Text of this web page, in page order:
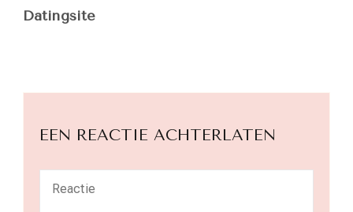
Datingsite
EEN REACTIE ACHTERLATEN